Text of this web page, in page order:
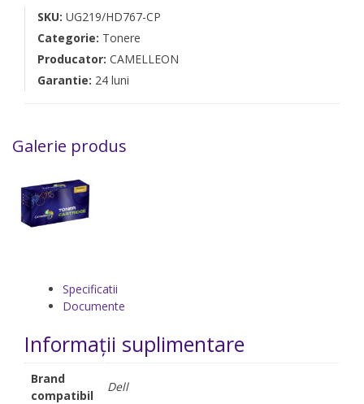
SKU: UG219/HD767-CP
Categorie: Tonere
Producator: CAMELLEON
Garantie: 24 luni
Galerie produs
Specificatii
Documente
Informații suplimentare
Brand
compatibil
Dell